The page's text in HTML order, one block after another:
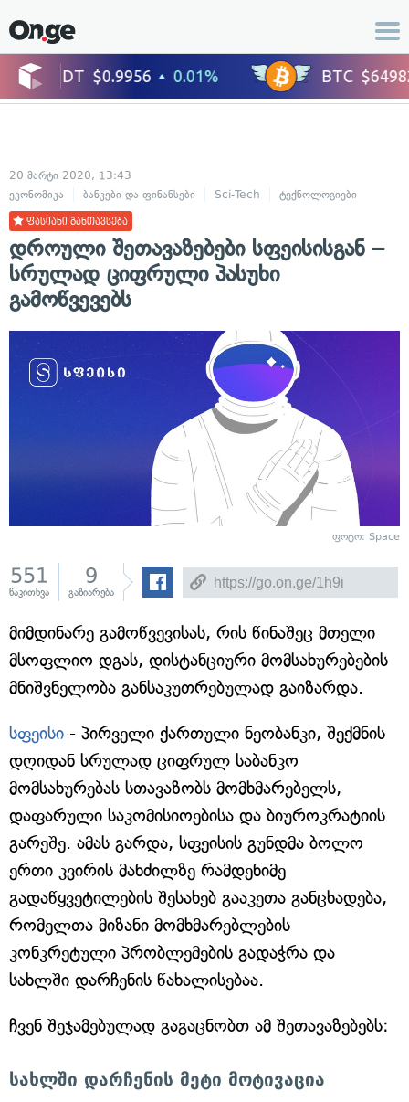
20 მარტი 2020, 13:43
ეკონომიკა
ბანკები და ფინანსები Sci-Tech ტექნოლოგიები
ფასიანი განთავსება
დროული შეთავაზებები სფეისისგან –
სრულად ციფრული პასუხი
გამოწვევებს
ფოტო: Space
551
წაკითხვა
9
გაზიარება
მიმდინარე გამოწვევისას, რის წინაშეც მთელი
მსოფლიო დგას, დისტანციური მომსახურებების
მნიშვნელობა განსაკუთრებულად გაიზარდა.
სფეისი - პირველი ქართული ნეობანკი, შექმნის
დღიდან სრულად ციფრულ საბანკო
მომსახურებას სთავაზობს მომხმარებელს,
დაფარული საკომისიოებისა და ბიუროკრატიის
გარეშე. ამას გარდა, სფეისის გუნდმა ბოლო
ერთი კვირის მანძილზე რამდენიმე
გადაწყვეტილების შესახებ გააკეთა განცხადება,
რომელთა მიზანი მომხმარებლების
კონკრეტული პრობლემების გადაჭრა და
სახლში დარჩენის წახალისებაა.
ჩვენ შეჯამებულად გაგაცნობთ ამ შეთავაზებებს:
სახლში დარჩენის მეტი მოტივაცია